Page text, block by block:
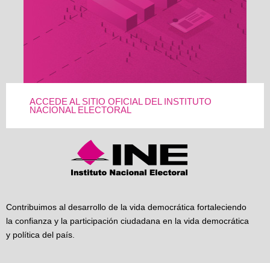
ACCEDE AL SITIO OFICIAL DEL INSTITUTO
NACIONAL ELECTORAL
Contribuimos al desarrollo de la vida democrática fortaleciendo
la confianza y la participación ciudadana en la vida democrática
y política del país.